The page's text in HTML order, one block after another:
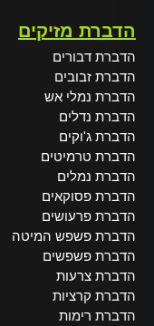
הדברת מזיקים
הדברת דבורים
הדברת זבובים
הדברת נמלי אש
הדברת נדלים
הדברת ג'וקים
הדברת טרמיטים
הדברת נמלים
הדברת פסוקאים
הדברת פרעושים
הדברת פשפש המיטה
הדברת פשפשים
הדברת צרעות
הדברת קרציות
הדברת רימות